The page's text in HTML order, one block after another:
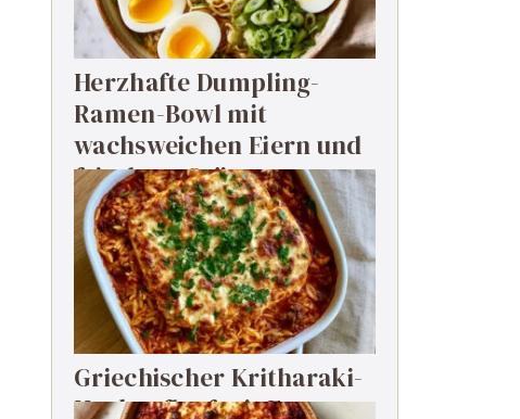
Herzhafte Dumpling-
Ramen-Bowl mit
wachsweichen Eiern und
frischem Grün
Griechischer Kritharaki-
Hackauflauf mit Feta